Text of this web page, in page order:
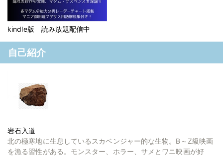
kindle版 読み放題配信中
自己紹介
岩石入道
北の極寒地に生息しているスカベンジャー的な生物。B～Z級映画
を漁る習性がある。モンスター、ホラー、サメとワニ映画が好